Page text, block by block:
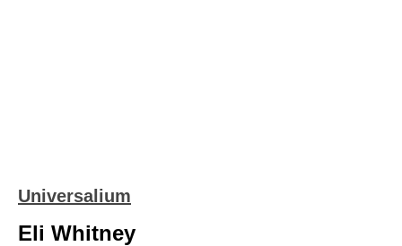
Universalium
Eli Whitney